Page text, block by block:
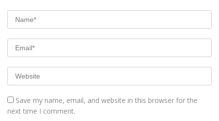
Save my name, email, and website in this browser for the
next time I comment.